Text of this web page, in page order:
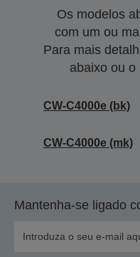
Os modelos
com um ou
Para mais
abaixo ou o
CW-C4000e (bk)
CW-C4000e (mk)
Mantenha-se ligado